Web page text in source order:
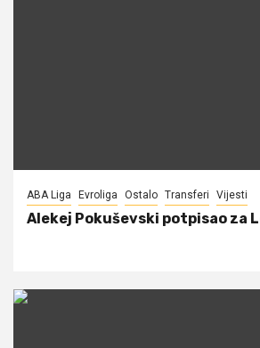
ABA Liga Evroliga Ostalo Transferi Vijesti
Alekej Pokuševski potpisao za